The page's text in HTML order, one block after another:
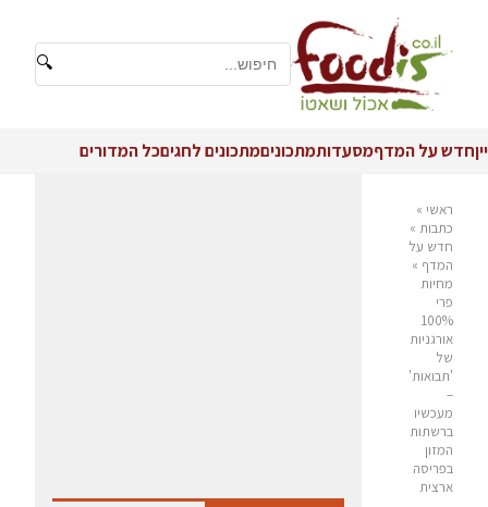
🔍
ייןחדש על המדףמסעדותמתכוניםמתכונים לחגיםכל המדורים
ראשי »
כתבות »
חדש על
המדף »
מחיות
פרי
100%
אורגניות
של
'תבואות'
–
מעכשיו
ברשתות
המזון
בפריסה
ארצית